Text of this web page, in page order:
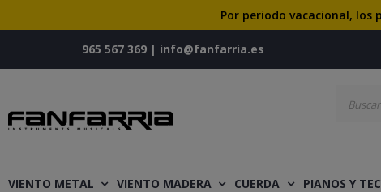
Por periodo vacacional, los
965 567 369 | info@fanfarria.es
VIENTO METAL VIENTO MADERA CUERDA PIANOS Y